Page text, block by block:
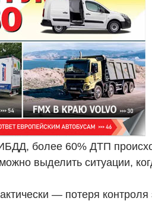
более 60% ДТП
выделить ситуации,
— потеря